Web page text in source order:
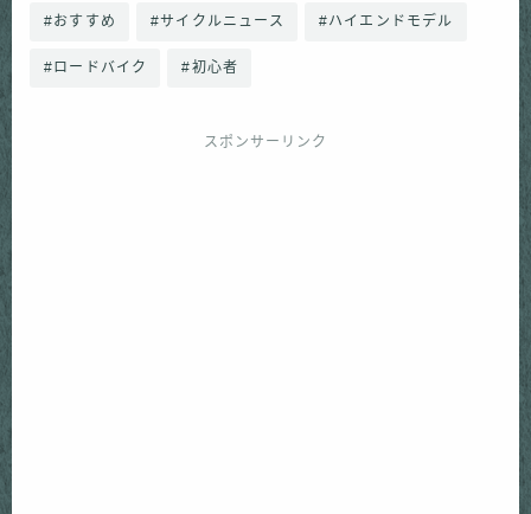
#おすすめ #サイクルニュース #ハイエンドモデル
#ロードバイク #初心者
スポンサーリンク